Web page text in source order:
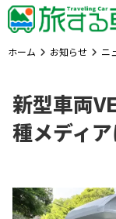
Skip
to
content
ホーム お知らせ ニ
新型車両
種メディ